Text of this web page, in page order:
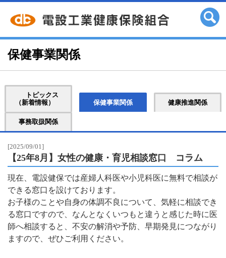
保健事業関係
トピックス
（新着情報）
保健事業関係 健康推進関係
事務取扱関係
[2025/09/01]
【25年8月】女性の健康・育児相談窓口 コラム
現在、電設健保では産婦人科医や小児科医に無料で相談が
できる窓口を設けております。
お子様のことや自身の体調不良について、気軽に相談でき
る窓口ですので、なんとなくいつもと違うと感じた時に医
師へ相談すると、不安の解消や予防、早期発見につながり
ますので、ぜひご利用ください。